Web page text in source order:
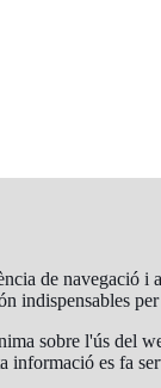
de navegació i
indispensables
sobre l'ús del
informació es fa